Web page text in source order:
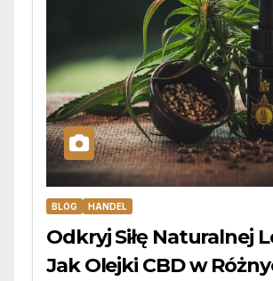
BLOG HANDEL
Odkryj Siłę Naturalnej
Jak Olejki CBD w